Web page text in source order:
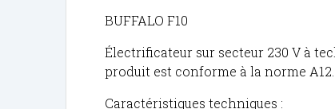
BUFFALO F10
Électrificateur sur secteur 230 V à
produit est conforme à la norme A12.
Caractéristiques techniques :